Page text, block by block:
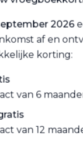
ambitie
9 - 23
2026
af en
korting:
van 6
van 12